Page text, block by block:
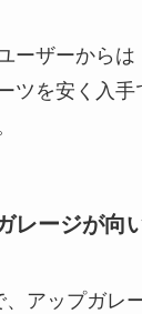
ーザーからは
ツを安く入手
レージが向
アップガレ